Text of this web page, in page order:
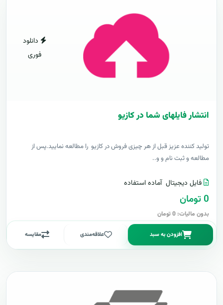
دانلود
فوری
انتشار فایلهای شما در کازیو
توليد کننده عزيز قبل از هر چیزی فروش در کازیو را مطالعه نمایید.پس از
مطالعه و ثبت نام و و..
فایل دیجیتال آماده استفاده
0 تومان
بدون مالیات: 0 تومان
افزودن به سبد علاقه‌مندی مقایسه